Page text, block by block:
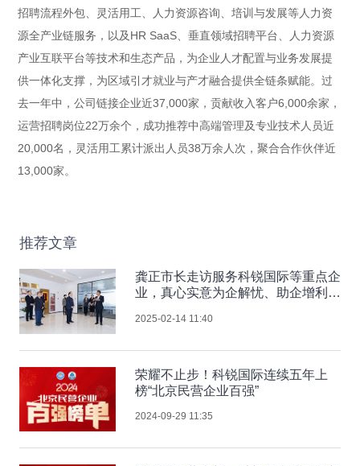
招聘流程外包、灵活用工、人力资源咨询、培训与发展等人力资
源全产业链服务，以及HR SaaS、垂直领域招聘平台、人力资源
产业互联平台等技术和生态产品，为企业人才配置与业务发展提
供一体化支撑，为区域引才就业与产才融合提供全链条赋能。过
去一年中，公司链接企业近37,000家，贡献收入客户6,000余家，
运营招聘岗位22万余个，成功推荐中高端管理及专业技术人员近
20,000名，灵活用工累计派出人员38万余人次，聚合合作伙伴近
13,000家。
推荐文章
龚正市长走访服务科锐国际等重点企
业，真心实意为企解忧、助企增利、
2025-02-14 11:40
荣耀不止步！科锐国际连续五年上
榜“北京民营企业百强”
2024-09-29 11:35